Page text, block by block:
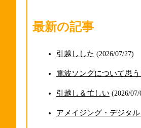
最新の記事
引越しした (2026/07/27)
電波ソングについて思う
引越し＆忙しい (2026/07/
アメイジング・デジタ